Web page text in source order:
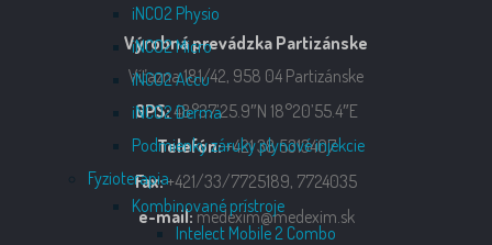
iNCO2 Physio
iNCO2 Micro
iNCO2 Accu
iNCO2 Derma
Podmienky záruky plynové injekcie
Fyzioterapia
Kombinované prístroje
Intelect Mobile 2 Combo
Výrobná prevádzka Partizánske
Víťazna 181/42, 958 04 Partizánske
GPS:48°37’25.9″N 18°20’55.4″E
Telefón:+421 38 5313407
Fax:+421/33/7725189, 7724035
e-mail:medexim@medexim.sk